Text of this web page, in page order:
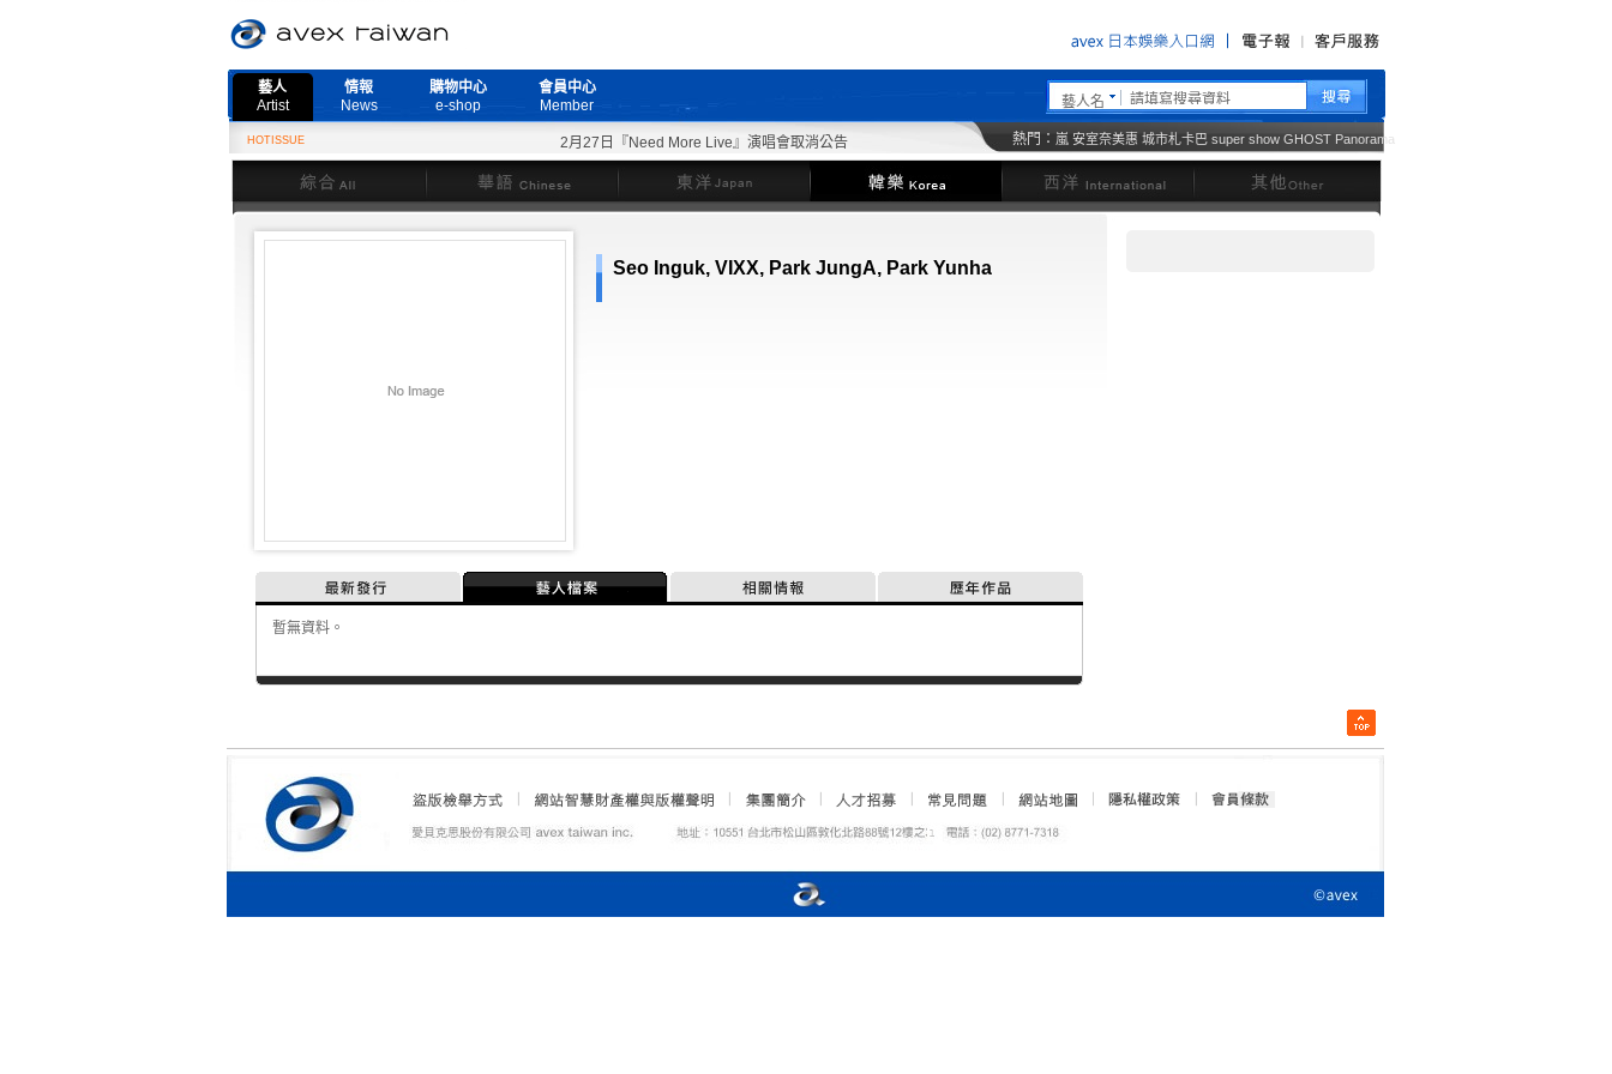
藝人
Artist
情報
News
購物中心
e-shop
會員中心
Member
藝人名
HOTISSUE 2月27日『Need More Live』演唱會取消公告 熱門： 嵐 安室奈美惠 城市札卡巴 super show GHOST Panorama
綜合 華語 東洋 韓樂 其他
Seo Inguk, VIXX, Park JungA, Park Yunha
最新發行 藝人檔案 相關情報 歷年作品
暫無資料。